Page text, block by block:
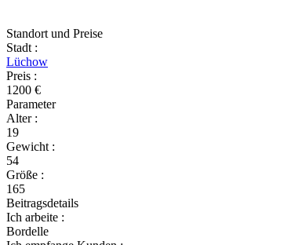
Standort und Preise
Stadt :
Lüchow
Preis :
1200 €
Parameter
Alter :
19
Gewicht :
54
Größe :
165
Beitragsdetails
Ich arbeite :
Bordelle